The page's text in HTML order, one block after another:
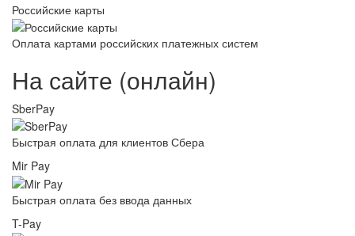
Российские карты
Оплата картами российских платежных систем
На сайте (онлайн)
SberPay
Быстрая оплата для клиентов Сбера
Mir Pay
Быстрая оплата без ввода данных
T-Pay